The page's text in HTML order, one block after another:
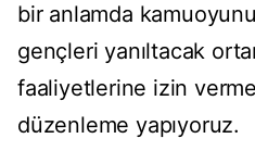
bir anlamda
gençleri yanıltacak
faaliyetlerine izin
düzenleme yapıyoruz.